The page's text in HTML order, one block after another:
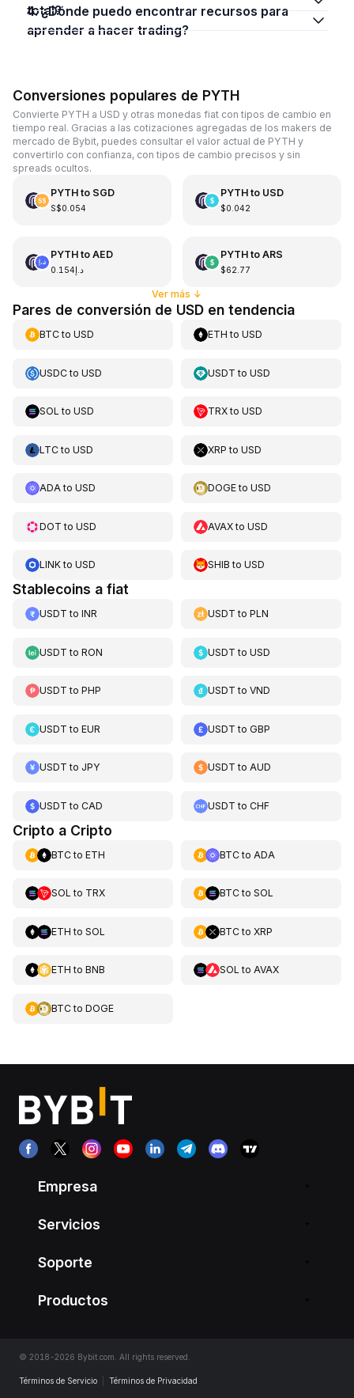
total?
4. ¿Dónde puedo encontrar recursos para
aprender a hacer trading?
Conversiones populares de PYTH
Convierte PYTH a USD y otras monedas fiat con tipos de cambio en
tiempo real. Gracias a las cotizaciones agregadas de los makers de
mercado de Bybit, puedes consultar el valor actual de PYTH y
convertirlo con confianza, con tipos de cambio precisos y sin
spreads ocultos.
PYTHto SGD
S$0.054
PYTHto USD
$0.042
PYTHto AED
د.إ0.154
PYTHto ARS
$62.77
Ver más ↓
Pares de conversión de USD en tendencia
BTCto USD ETH toUSD
USDCto USD USDT toUSD
SOL to USD TRXtoUSD
LTCto USD XRP toUSD
ADAto USD DOGEtoUSD
DOT to USD AVAXtoUSD
LINKto USD SHIB toUSD
Stablecoins a fiat
USDT to INR USDT toPLN
USDT to RON USDT toUSD
USDT to PHP USDT toVND
USDT to EUR USDT toGBP
USDT to JPY USDT toAUD
USDT to CAD USDT toCHF
Cripto a Cripto
BTCto ETH BTCto ADA
SOL to TRX BTCto SOL
ETH to SOL BTCto XRP
ETH to BNB SOL to AVAX
BTCto DOGE
Empresa
Servicios
Soporte
Productos
© 2018-2026 Bybit.com. All rights reserved.
Términos de Servicio Términos de Privacidad